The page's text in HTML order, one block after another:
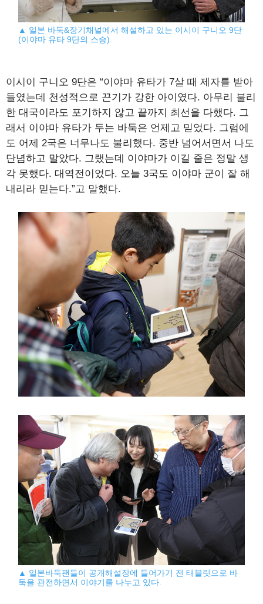
▲ 일본 바둑&장기채널에서 해설하고 있는 이시이 구니오 9단
(이야마 유타 9단의 스승).
이시이 구니오 9단은 “이야마 유타가 7살 때 제자를 받아
들였는데 천성적으로 끈기가 강한 아이였다. 아무리 불리
한 대국이라도 포기하지 않고 끝까지 최선을 다했다. 그
래서 이야마 유타가 두는 바둑은 언제고 믿었다. 그럼에
도 어제 2국은 너무나도 불리했다. 중반 넘어서면서 나도
단념하고 말았다. 그랬는데 이야마가 이길 줄은 정말 생
각 못했다. 대역전이었다. 오늘 3국도 이야마 군이 잘 해
내리라 믿는다.”고 말했다.
▲ 일본바둑팬들이 공개해설장에 들어가기 전 태블릿으로 바
둑을 관전하면서 이야기를 나누고 있다.